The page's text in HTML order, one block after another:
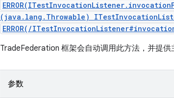
(java.lang.Throwable)
ERROR(/
TradeFederation 框架会自动调用此方法，并提供
参数